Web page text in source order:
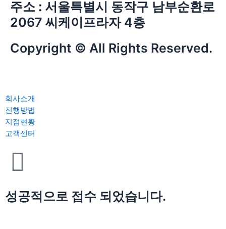
주소 : 서울특별시 동작구 남부순환로
2067 씨케이프라자 4층
Copyright © All Rights Reserved.
회사소개
진행방법
지점현황
고객센터
성공적으로 접수 되었습니다.